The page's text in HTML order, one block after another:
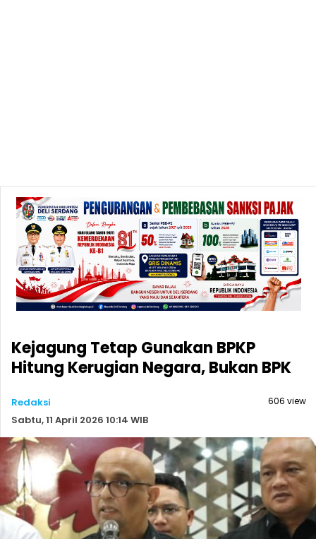
Kejagung Tetap Gunakan BPKP
Hitung Kerugian Negara, Bukan BPK
Redaksi
Sabtu, 11 April 2026 10:14 WIB
606 view